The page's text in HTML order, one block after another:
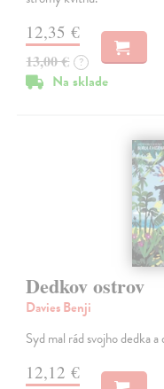
12,35 €
13,00 € ?
Na sklade
Dedkov ostrov
Davies Benji
Syd mal rád svojho dedka
12,12 €